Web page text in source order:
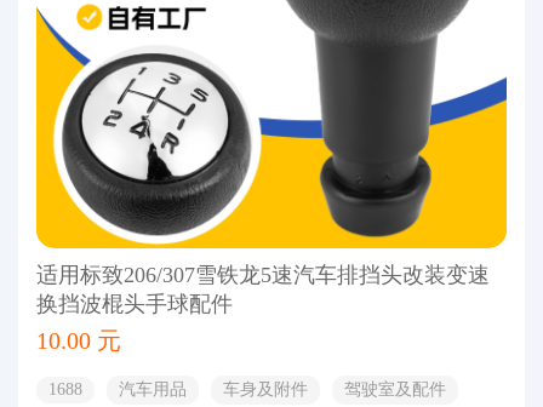
适用标致206/307雪铁龙5速汽车排挡头改装变速
换挡波棍头手球配件
10.00 元
1688 汽车用品 车身及附件
驾驶室及配件